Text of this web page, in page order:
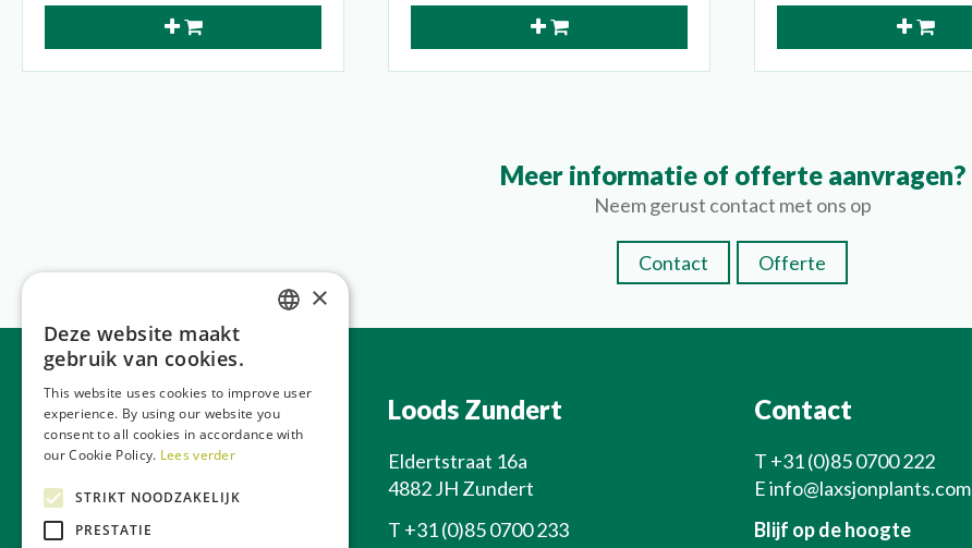
Meer informatie of offerte aanvragen?
Neem gerust contact met ons op
Contact Offerte
Hoofdkantoor
Apeldoornseweg 212
6731 SC Otterlo
+31 (0)85 0700 222
Loods Zundert
Eldertstraat 16a
4882 JH Zundert
T +31 (0)85 0700 233
Contact
T +31 (0)85 0700 222
Einfo@laxsjonplants.com
Blijf op de hoogte
×
Deze website maakt
gebruik van cookies.
This website uses cookies to improve user
experience. By using our website you
consent to all cookies in accordance with
our Cookie Policy. Lees verder
STRIKT NOODZAKELIJK
PRESTATIE